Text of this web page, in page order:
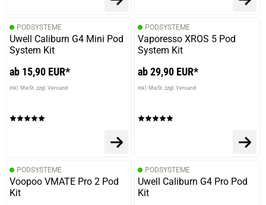
PODSYSTEME
Uwell Caliburn G4 Mini Pod
System Kit
ab 15,90 EUR*
inkl. MwSt. zzgl. Versand
PODSYSTEME
Vaporesso XROS 5 Pod
System Kit
ab 29,90 EUR*
inkl. MwSt. zzgl. Versand
PODSYSTEME
Voopoo VMATE Pro 2 Pod
Kit
PODSYSTEME
Uwell Caliburn G4 Pro Pod
Kit